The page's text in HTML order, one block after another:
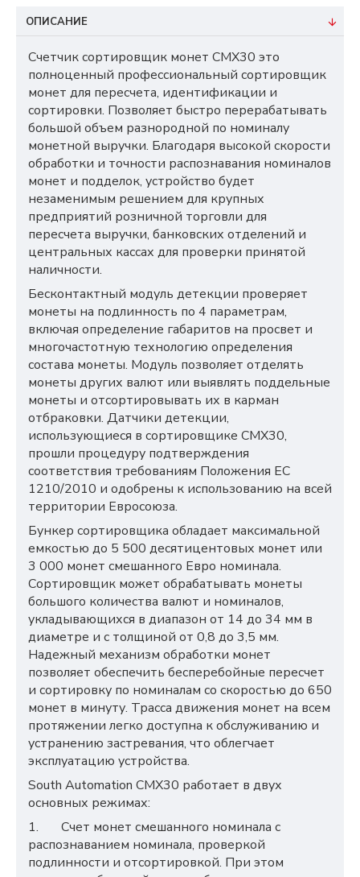
ОПИСАНИЕ
Счетчик сортировщик монет CMX30 это
полноценный профессиональный сортировщик
монет для пересчета, идентификации и
сортировки. Позволяет быстро перерабатывать
большой объем разнородной по номиналу
монетной выручки. Благодаря высокой скорости
обработки и точности распознавания номиналов
монет и подделок, устройство будет
незаменимым решением для крупных
предприятий розничной торговли для
пересчета выручки, банковских отделений и
центральных кассах для проверки принятой
наличности.
Бесконтактный модуль детекции проверяет
монеты на подлинность по 4 параметрам,
включая определение габаритов на просвет и
многочастотную технологию определения
состава монеты. Модуль позволяет отделять
монеты других валют или выявлять поддельные
монеты и отсортировывать их в карман
отбраковки. Датчики детекции,
использующиеся в сортировщике CMX30,
прошли процедуру подтверждения
соответствия требованиям Положения ЕС
1210/2010 и одобрены к использованию на всей
территории Евросоюза.
Бункер сортировщика обладает максимальной
емкостью до 5 500 десятицентовых монет или
3 000 монет смешанного Евро номинала.
Сортировщик может обрабатывать монеты
большого количества валют и номиналов,
укладывающихся в диапазон от 14 до 34 мм в
диаметре и с толщиной от 0,8 до 3,5 мм.
Надежный механизм обработки монет
позволяет обеспечить бесперебойные пересчет
и сортировку по номиналам со скоростью до 650
монет в минуту. Трасса движения монет на всем
протяжении легко доступна к обслуживанию и
устранению застревания, что облегчает
эксплуатацию устройства.
South Automation CMX30 работает в двух
основных режимах:
1.
Счет монет смешанного номинала с
распознаванием номинала, проверкой
подлинности и отсортировкой. При этом